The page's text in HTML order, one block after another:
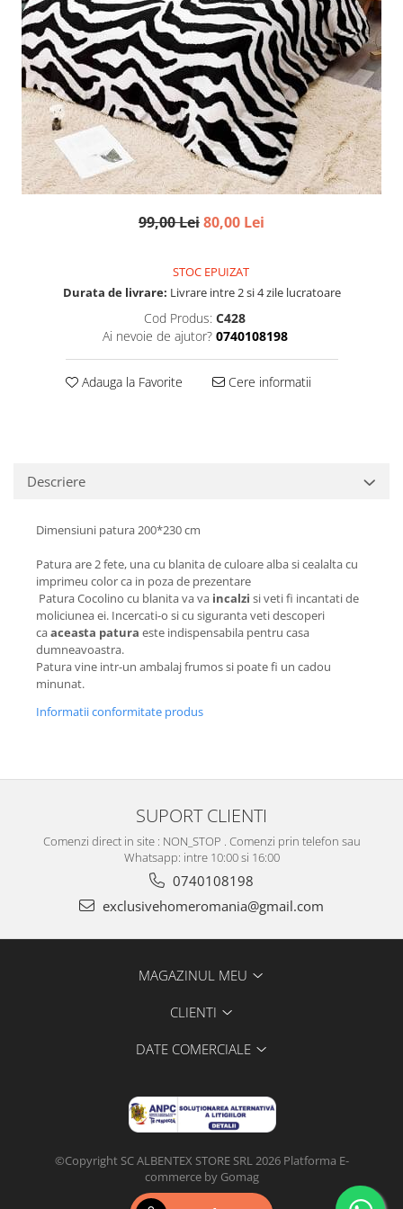
99,00 Lei80,00 Lei
STOC EPUIZAT
Durata de livrare: Livrare intre 2 si 4 zile lucratoare
Cod Produs: C428
Ai nevoie de ajutor? 0740108198
Adauga la Favorite Cere informatii
Descriere
Dimensiuni patura 200*230 cm
Patura are 2 fete, una cu blanita de culoare alba si cealalta cu
imprimeu color ca in poza de prezentare
Patura Cocolino cu blanita va va incalzi si veti fi incantati de
moliciunea ei. Incercati-o si cu siguranta veti descoperi
caaceasta patura este indispensabila pentru casa
dumneavoastra.
Patura vine intr-un ambalaj frumos si poate fi un cadou
minunat.
Informatii conformitate produs
SUPORT CLIENTI
Comenzi direct in site : NON_STOP . Comenzi prin telefon sau
Whatsapp: intre 10:00 si 16:00
0740108198
exclusivehomeromania@gmail.com
MAGAZINUL MEU
CLIENTI
DATE COMERCIALE
©Copyright SC ALBENTEX STORE SRL 2026 Platforma E-
commerce by Gomag